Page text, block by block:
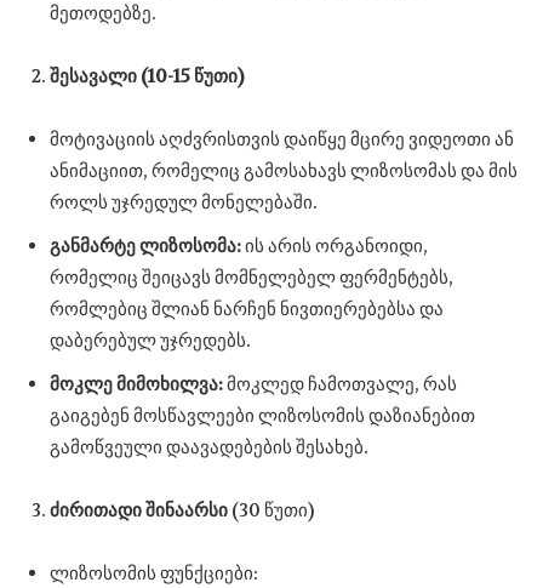
მეთოდებზე.
შესავალი (10-15 წუთი)
მოტივაციის აღძვრისთვის დაიწყე მცირე ვიდეოთი ან
ანიმაციით, რომელიც გამოსახავს ლიზოსომას და მის
როლს უჯრედულ მონელებაში.
განმარტე ლიზოსომა:ის არის ორგანოიდი,
რომელიც შეიცავს მომნელებელ ფერმენტებს,
რომლებიც შლიან ნარჩენ ნივთიერებებსა და
დაბერებულ უჯრედებს.
მოკლე მიმოხილვა:მოკლედ ჩამოთვალე, რას
გაიგებენ მოსწავლეები ლიზოსომის დაზიანებით
გამოწვეული დაავადებების შესახებ.
ძირითადი შინაარსი (30 წუთი)
ლიზოსომის ფუნქციები: